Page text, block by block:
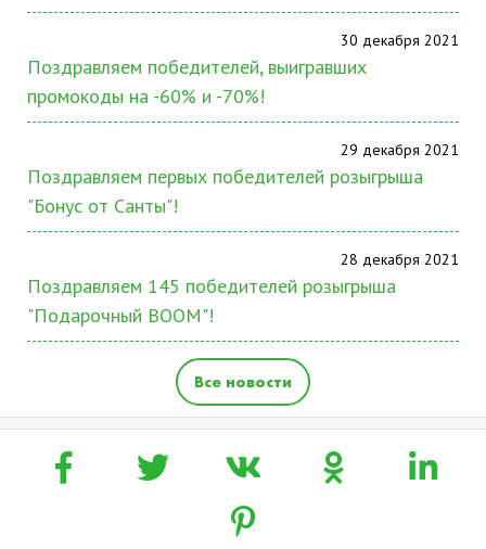
30 декабря 2021
Поздравляем победителей, выигравших
промокоды на -60% и -70%!
29 декабря 2021
Поздравляем первых победителей розыгрыша
"Бонус от Санты"!
28 декабря 2021
Поздравляем 145 победителей розыгрыша
"Подарочный BOOM"!
Все новости